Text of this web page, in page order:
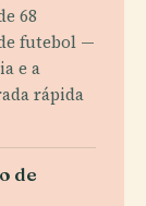
68
futebol —
e a
rápida
de